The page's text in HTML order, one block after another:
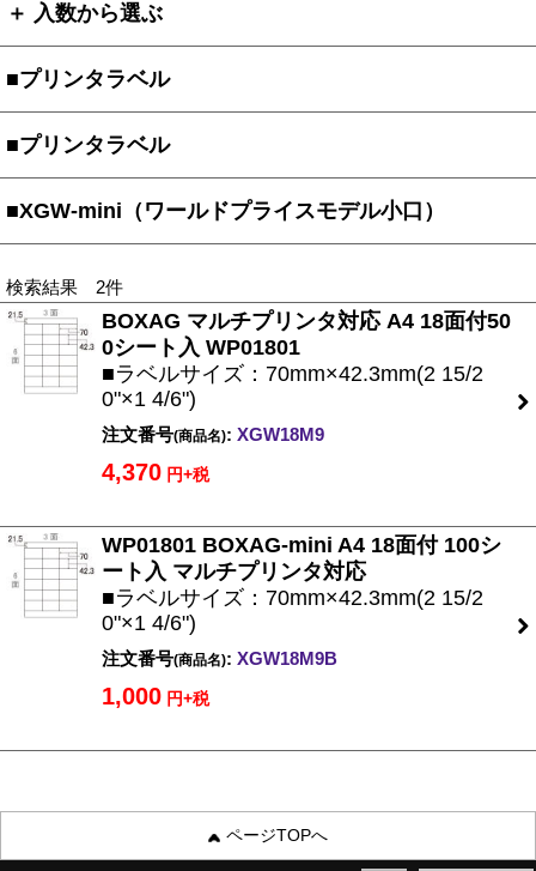
＋ 入数から選ぶ
■プリンタラベル
■プリンタラベル
■XGW-mini（ワールドプライスモデル小口）
検索結果 2件
BOXAG マルチプリンタ対応 A4 18面付50
0シート入 WP01801
■ラベルサイズ：70mm×42.3mm(2 15/2
0"×1 4/6")
注文番号(商品名): XGW18M9
4,370 円+税
WP01801 BOXAG-mini A4 18面付 100シ
ート入 マルチプリンタ対応
■ラベルサイズ：70mm×42.3mm(2 15/2
0"×1 4/6")
注文番号(商品名): XGW18M9B
1,000 円+税
ページTOPへ